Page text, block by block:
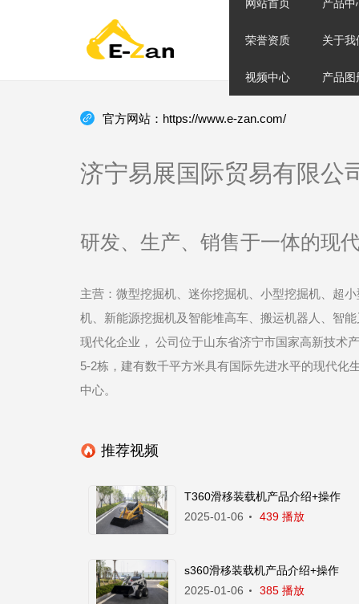
网站首页 产品中
荣誉资质 关于我
视频中心 产品图
官方网站：https://www.e-zan.com/
济宁易展国际贸易有限公
研发、生产、销售于一体的现
主营：微型挖掘机、迷你挖掘机、小型挖掘机、超
机、新能源挖掘机及智能堆高车、搬运机器人、智
现代化企业， 公司位于山东省济宁市国家高新技术
5-2栋，建有数千平方米具有国际先进水平的现代化
中心。
推荐视频
T360滑移装载机产品介绍+操作
2025-01-06
439 播放
s360滑移装载机产品介绍+操作
2025-01-06
385 播放